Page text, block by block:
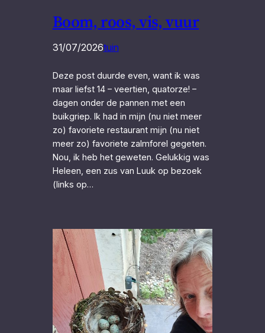
Boom, roos, vis, vuur
31/07/2026tuin
Deze post duurde even, want ik was
maar liefst 14 – veertien, quatorze! –
dagen onder de pannen met een
buikgriep. Ik had in mijn (nu niet meer
zo) favoriete restaurant mijn (nu niet
meer zo) favoriete zalmforel gegeten.
Nou, ik heb het geweten. Gelukkig was
Heleen, een zus van Luuk op bezoek
(links op…